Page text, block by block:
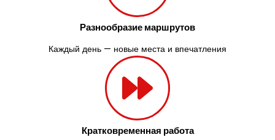
Разнообразие маршрутов
Каждый день — новые места и впечатления
Кратковременная работа